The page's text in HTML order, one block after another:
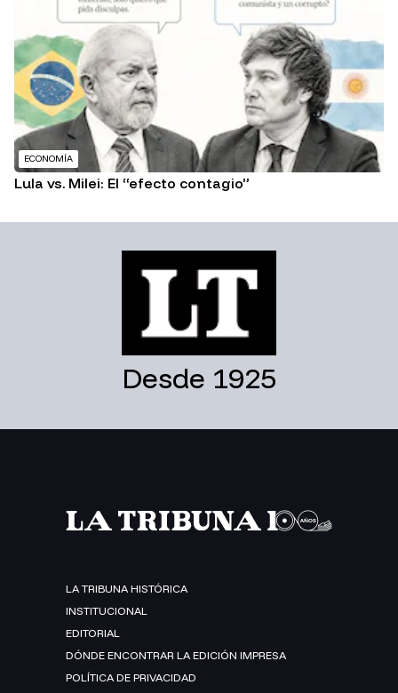
ECONOMÍA
Lula vs. Milei: El “efecto contagio”
Desde 1925
LA TRIBUNA HISTÓRICA
INSTITUCIONAL
EDITORIAL
DÓNDE ENCONTRAR LA EDICIÓN IMPRESA
POLÍTICA DE PRIVACIDAD